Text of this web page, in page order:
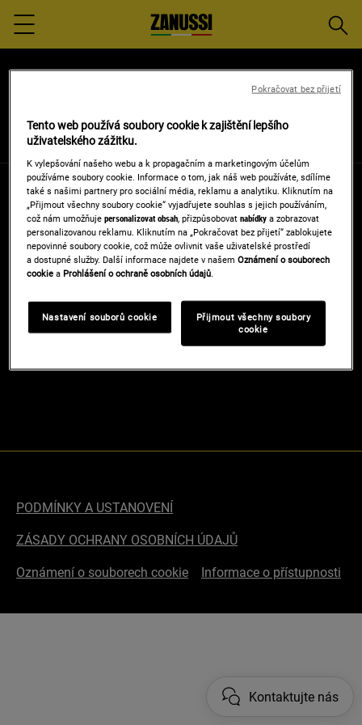
Menu
Kontaktujte nás
Výrobek si můžete zakoupit online u těchto prodejců:
PODMÍNKY A USTANOVENÍ
ZÁSADY OCHRANY OSOBNÍCH ÚDAJŮ
Oznámení o souborech cookie Informace o přístupnosti
Tento web používá soubory cookie k zajištění lepšího
uživatelského zážitku.
K vylepšování našeho webu a k propagačním a marketingovým účelům
používáme soubory cookie. Informace o tom, jak náš web používáte, sdílíme
také s našimi partnery pro sociální média, reklamu a analytiku. Kliknutím na
„Přijmout všechny soubory cookie“ vyjadřujete souhlas s jejich používáním,
což nám umožňujepersonalizovat obsah, přizpůsobovatnabídky a zobrazovat
personalizovanou reklamu. Kliknutím na „Pokračovat bez přijetí“ zablokujete
nepovinné soubory cookie, což může ovlivnit vaše uživatelské prostředí
a dostupné služby. Další informace najdete v našemOznámení o souborech
cookie a Prohlášení o ochraně osobních údajů.
Nastavení souborů cookie
Přijmout všechny soubory
cookie
Pokračovat bez přijetí